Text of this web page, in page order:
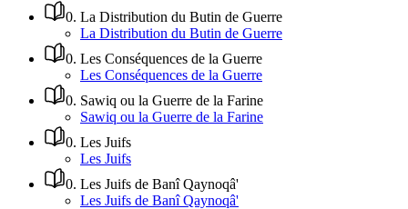
0. La Distribution du Butin de Guerre
La Distribution du Butin de Guerre
0. Les Conséquences de la Guerre
Les Conséquences de la Guerre
0. Sawiq ou la Guerre de la Farine
Sawiq ou la Guerre de la Farine
0. Les Juifs
Les Juifs
0. Les Juifs de Banî Qaynoqâ'
Les Juifs de Banî Qaynoqâ'